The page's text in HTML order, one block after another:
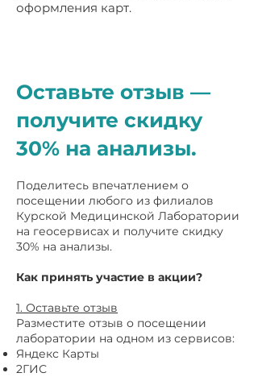
оформления карт.
Оставьте отзыв —
получите скидку
30% на анализы.
Поделитесь впечатлением о
посещении любого из филиалов
Курской Медицинской Лаборатории
на геосервисах и получите скидку
30% на анализы.
Как принять участие в акции?
1. Оставьте отзыв
Разместите отзыв о посещении
лаборатории на одном из сервисов:
Яндекс Карты
2ГИС